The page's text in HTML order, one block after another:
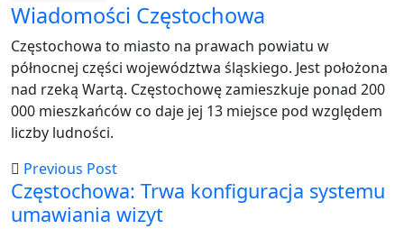
Wiadomości Częstochowa
Częstochowa to miasto na prawach powiatu w
północnej części województwa śląskiego. Jest położona
nad rzeką Wartą. Częstochowę zamieszkuje ponad 200
000 mieszkańców co daje jej 13 miejsce pod względem
liczby ludności.
Previous Post
Częstochowa: Trwa konfiguracja systemu
umawiania wizyt